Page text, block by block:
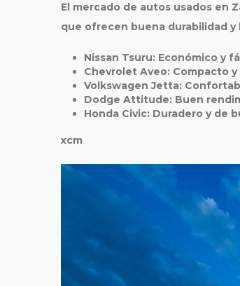
El mercado de autos usados en
que ofrecen buena durabilidad
Nissan Tsuru: Económico y
Chevrolet Aveo: Compacto
Volkswagen Jetta:
Dodge Attitude: Buen
Honda Civic: Duradero y de
xcm